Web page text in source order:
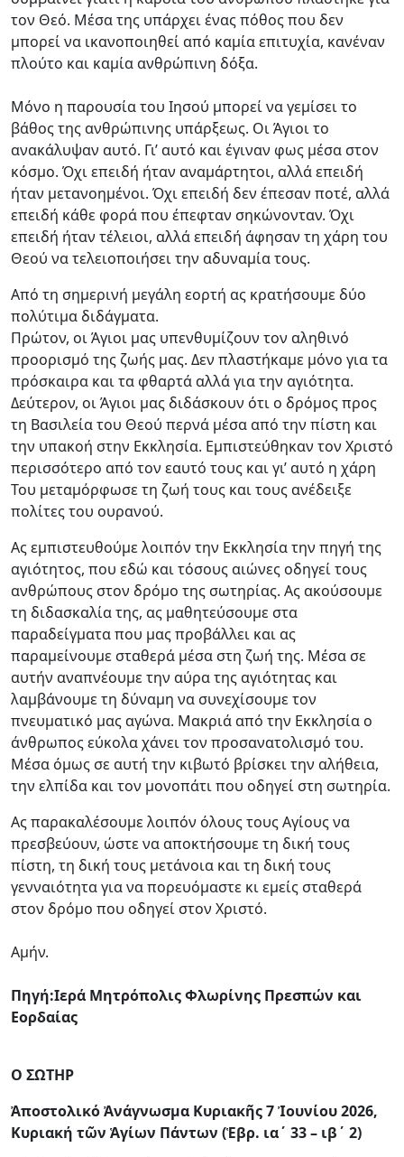
τον Θεό. Μέσα της υπάρχει ένας πόθος που δεν
μπορεί να ικανοποιηθεί από καμία επιτυχία, κανέναν
πλούτο και καμία ανθρώπινη δόξα.
Μόνο η παρουσία του Ιησού μπορεί να γεμίσει το
βάθος της ανθρώπινης υπάρξεως. Οι Άγιοι το
ανακάλυψαν αυτό. Γι’ αυτό και έγιναν φως μέσα στον
κόσμο. Όχι επειδή ήταν αναμάρτητοι, αλλά επειδή
ήταν μετανοημένοι. Όχι επειδή δεν έπεσαν ποτέ, αλλά
επειδή κάθε φορά που έπεφταν σηκώνονταν. Όχι
επειδή ήταν τέλειοι, αλλά επειδή άφησαν τη χάρη του
Θεού να τελειοποιήσει την αδυναμία τους.
Από τη σημερινή μεγάλη εορτή ας κρατήσουμε δύο
πολύτιμα διδάγματα.
Πρώτον, οι Άγιοι μας υπενθυμίζουν τον αληθινό
προορισμό της ζωής μας. Δεν πλαστήκαμε μόνο για τα
πρόσκαιρα και τα φθαρτά αλλά για την αγιότητα.
Δεύτερον, οι Άγιοι μας διδάσκουν ότι ο δρόμος προς
τη Βασιλεία του Θεού περνά μέσα από την πίστη και
την υπακοή στην Εκκλησία. Εμπιστεύθηκαν τον Χριστό
περισσότερο από τον εαυτό τους και γι’ αυτό η χάρη
Του μεταμόρφωσε τη ζωή τους και τους ανέδειξε
πολίτες του ουρανού.
Ας εμπιστευθούμε λοιπόν την Εκκλησία την πηγή της
αγιότητος, που εδώ και τόσους αιώνες οδηγεί τους
ανθρώπους στον δρόμο της σωτηρίας. Ας ακούσουμε
τη διδασκαλία της, ας μαθητεύσουμε στα
παραδείγματα που μας προβάλλει και ας
παραμείνουμε σταθερά μέσα στη ζωή της. Μέσα σε
αυτήν αναπνέουμε την αύρα της αγιότητας και
λαμβάνουμε τη δύναμη να συνεχίσουμε τον
πνευματικό μας αγώνα. Μακριά από την Εκκλησία ο
άνθρωπος εύκολα χάνει τον προσανατολισμό του.
Μέσα όμως σε αυτή την κιβωτό βρίσκει την αλήθεια,
την ελπίδα και τον μονοπάτι που οδηγεί στη σωτηρία.
Ας παρακαλέσουμε λοιπόν όλους τους Αγίους να
πρεσβεύουν, ώστε να αποκτήσουμε τη δική τους
πίστη, τη δική τους μετάνοια και τη δική τους
γενναιότητα για να πορευόμαστε κι εμείς σταθερά
στον δρόμο που οδηγεί στον Χριστό.
Αμήν.
Πηγή:Ιερά Μητρόπολις Φλωρίνης Πρεσπών και
Εορδαίας
O ΣΩΤΗΡ
Ἀποστολικό Ἀνάγνωσμα Κυριακῆς 7 Ἰουνίου 2026,
Κυριακή τῶν Ἁγίων Πάντων (Ἑβρ. ια΄ 33 – ιβ΄ 2)